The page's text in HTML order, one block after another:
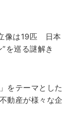
像は19匹 日本
を巡る謎解き
をテーマとした
動産が様々な企